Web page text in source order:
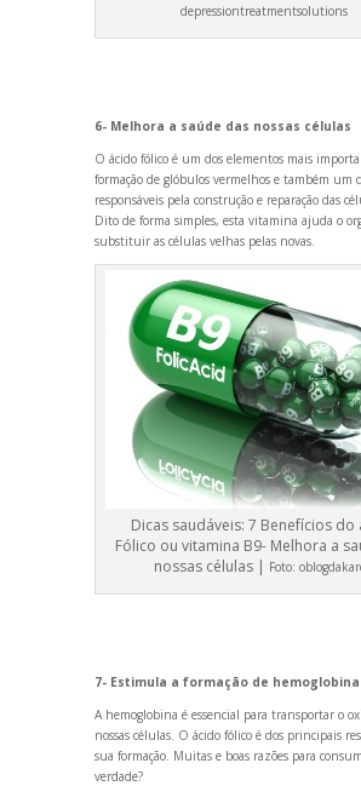
depressiontreatmentsolutions
6- Melhora a saúde das nossas células
O ácido fólico é um dos elementos mais
formação de glóbulos vermelhos e também um
responsáveis pela construção e reparação das
Dito de forma simples, esta vitamina ajuda o
substituir as células velhas pelas novas.
Dicas saudáveis: 7 Benefícios do
Fólico ou vitamina B9- Melhora a
nossas células | Foto:
7- Estimula a formação de hemoglobina
A hemoglobina é essencial para transportar o
nossas células. O ácido fólico é dos principais
sua formação. Muitas e boas razões para
verdade?